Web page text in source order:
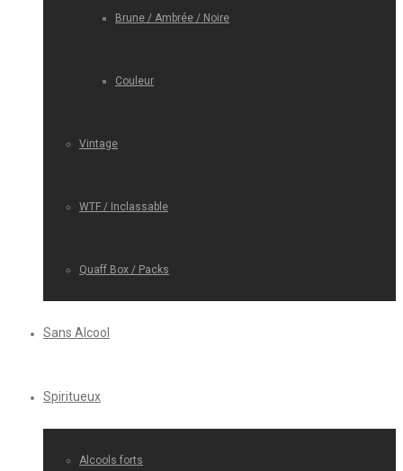
Brune / Ambrée / Noire
Couleur
Vintage
WTF / Inclassable
Quaff Box / Packs
Sans Alcool
Spiritueux
Alcools forts